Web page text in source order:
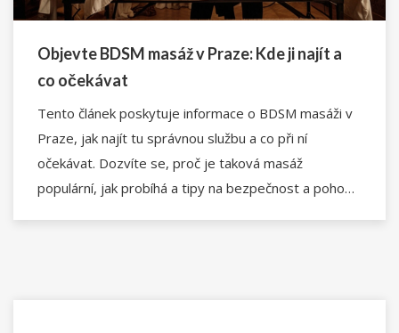
Objevte BDSM masáž v Praze: Kde ji najít a
co očekávat
Tento článek poskytuje informace o BDSM masáži v
Praze, jak najít tu správnou službu a co při ní
očekávat. Dozvíte se, proč je taková masáž
populární, jak probíhá a tipy na bezpečnost a pohodlí.